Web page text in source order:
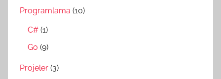
Programlama (10)
C# (1)
Go (9)
Projeler (3)